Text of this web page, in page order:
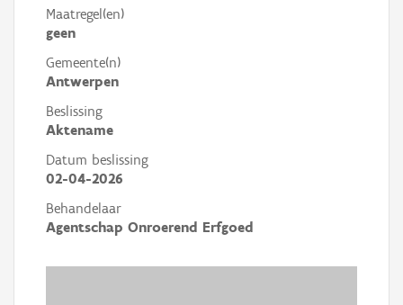
Maatregel(en)
geen
Gemeente(n)
Antwerpen
Beslissing
Aktename
Datum beslissing
02-04-2026
Behandelaar
Agentschap Onroerend Erfgoed